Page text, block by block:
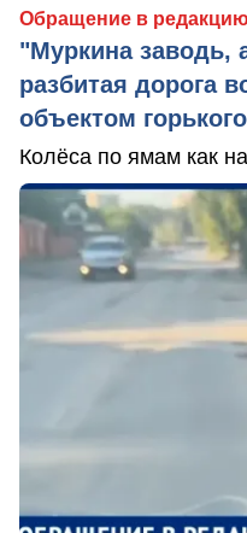
Обращение в редакцию
"Муркина заводь,
разбитая дорога
объектом
Колёса по ямам как